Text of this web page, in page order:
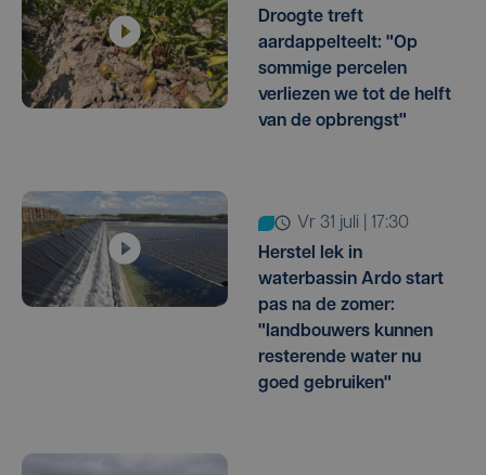
Droogte treft
aardappelteelt: "Op
sommige percelen
verliezen we tot de helft
van de opbrengst"
vr 31 juli | 17:30
Herstel lek in
waterbassin Ardo start
pas na de zomer:
"landbouwers kunnen
resterende water nu
goed gebruiken"